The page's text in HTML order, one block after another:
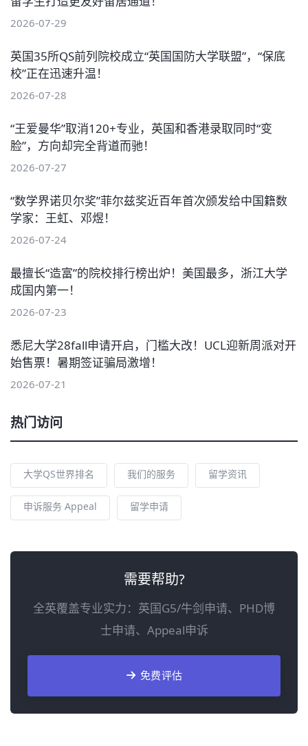
2026-07-29
英国35所QS前列院校成立“英国国防大学联盟”，“保底
校”正在迅速升温！
2026-07-28
“王爱曼华”取消120+专业，英国和香港录取同时“变
脸”，方向却完全背道而驰！
2026-07-27
“数学界诺贝尔奖”菲尔兹奖近百年首次颁发给中国籍数
学家：王虹、邓煜！
2026-07-24
最擅长“造富”的院校排行榜出炉！美国最多，浙江大学
成国内第一！
2026-07-23
悉尼大学28fall申请开启，门槛大改！UCL迎新周派对开
始售票！暑期签证骗局激增！
2026-07-21
热门访问
大学QS世界排名 我们的服务 留学资讯
申诉服务 Appeal 留学申请
需要帮助?
全英覆盖专业实力：英国G5/牛剑申请、PHD博
士申请、Appeal申诉
免费评估